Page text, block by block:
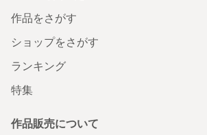
作品をさがす
ショップをさがす
ランキング
特集
作品販売について